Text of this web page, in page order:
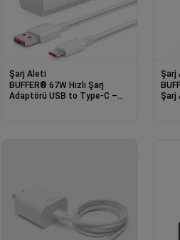
Şarj Aleti
BUFFER® 67W Hızlı Şarj
Adaptörü USB to Type-C –
Şarj
Şarj